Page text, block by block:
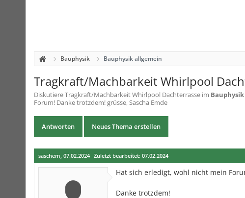
Bauphysik Bauphysik allgemein
Tragkraft/Machbarkeit Whirlpool
DiskutiereTragkraft/Machbarkeit Whirlpool Dachterrasse im
Forum! Danke trotzdem! grüsse, Sascha Emde
Antworten Neues Thema erstellen
saschem, 07.02.2024 Zuletzt bearbeitet: 07.02.2024
Hat sich erledigt, wohl nicht mein
Danke trotzdem!